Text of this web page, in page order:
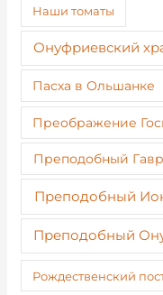
Наши томаты
Онуфриевский
Пасха в Ольшанке
Преображение
Преподобный
Преподобный
Преподобный
Рождественский